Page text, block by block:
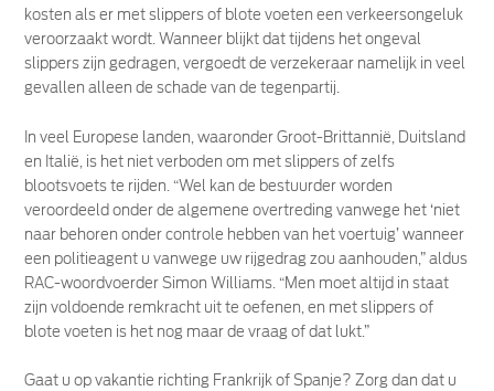
kosten als er met slippers of blote voeten een verkeersongeluk
veroorzaakt wordt. Wanneer blijkt dat tijdens het ongeval
slippers zijn gedragen, vergoedt de verzekeraar namelijk in veel
gevallen alleen de schade van de tegenpartij.
In veel Europese landen, waaronder Groot-Brittannië, Duitsland
en Italië, is het niet verboden om met slippers of zelfs
blootsvoets te rijden. “Wel kan de bestuurder worden
veroordeeld onder de algemene overtreding vanwege het ‘niet
naar behoren onder controle hebben van het voertuig’ wanneer
een politieagent u vanwege uw rijgedrag zou aanhouden,” aldus
RAC-woordvoerder Simon Williams. “Men moet altijd in staat
zijn voldoende remkracht uit te oefenen, en met slippers of
blote voeten is het nog maar de vraag of dat lukt.”
Gaat u op vakantie richting Frankrijk of Spanje? Zorg dan dat u